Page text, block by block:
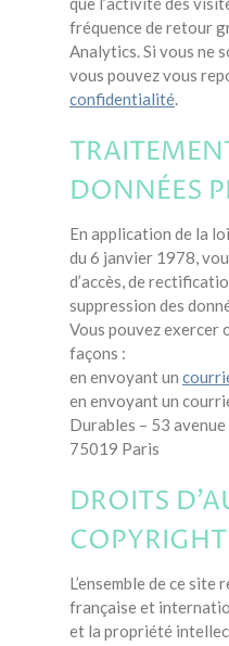
fréquence de retour
Analytics. Si vous ne
vous pouvez vous
confidentialité.
DONNÉES
En application de la
du 6 janvier 1978,
d’accès, de
suppression des
Vous pouvez exercer
façons :
en envoyant un
en envoyant un
Durables – 53
75019 Paris
DROITS
COPYRIGHT
L’ensemble de ce
française et
et la propriété